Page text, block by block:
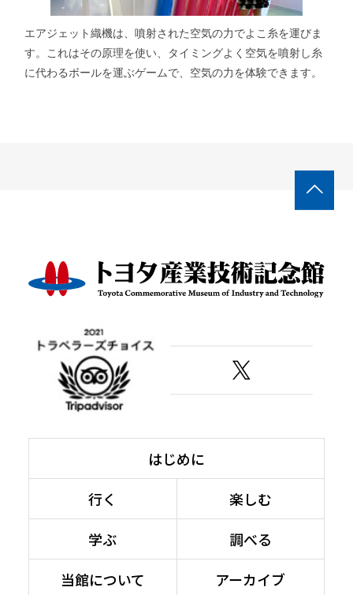
エアジェット織機は、噴射された空気の力でよこ糸を運びま
す。これはその原理を使い、タイミングよく空気を噴射し糸
に代わるボールを運ぶゲームで、空気の力を体験できます。

はじめに
行く
楽しむ
学ぶ
調べる
当館について
アーカイブ